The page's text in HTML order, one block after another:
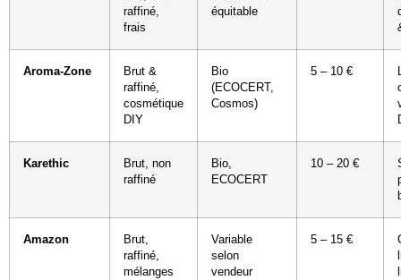
raffiné,
frais
équitable
Aroma-Zone
Brut &
raffiné,
cosmétique
DIY
Bio
(ECOCERT,
Cosmos)
5 – 10 €
Karethic
Brut, non
raffiné
Bio,
ECOCERT
10 – 20 €
Amazon
Brut,
raffiné,
mélanges
Variable
selon
vendeur
5 – 15 €